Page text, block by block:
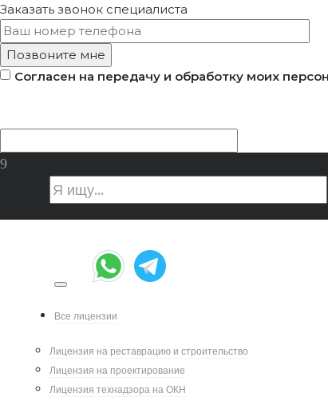
Заказать звонок специалиста
Согласен на передачу и обработку моих
Все лицензии
Лицензия на реставрацию и строительство
Лицензия на проектирование
Лицензия технадзора на ОКН
banner remont